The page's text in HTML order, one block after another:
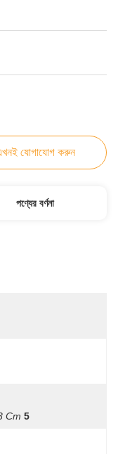
যোগাযোগ করুন
পণ্যের বর্ণনা
Cm 5